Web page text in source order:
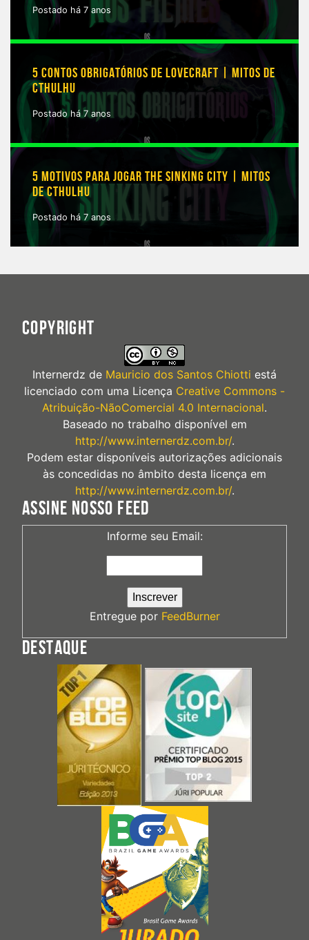
Postado há 7 anos
5 CONTOS OBRIGATÓRIOS DE LOVECRAFT | MITOS DE
CTHULHU
Postado há 7 anos
5 MOTIVOS PARA JOGAR THE SINKING CITY | MITOS
DE CTHULHU
Postado há 7 anos
COPYRIGHT
Internerdz de Mauricio dos Santos Chiotti está
licenciado com uma Licença Creative Commons -
Atribuição-NãoComercial 4.0 Internacional.
Baseado no trabalho disponível em
http://www.internerdz.com.br/.
Podem estar disponíveis autorizações adicionais
às concedidas no âmbito desta licença em
http://www.internerdz.com.br/.
ASSINE NOSSO FEED
Informe seu Email:
Entregue por FeedBurner
DESTAQUE